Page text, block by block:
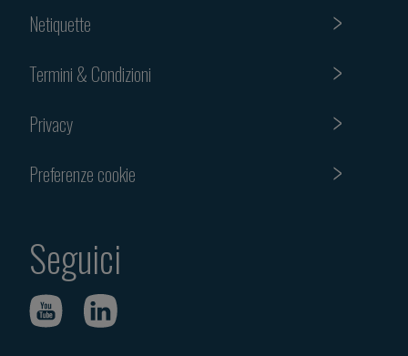
Netiquette
Termini & Condizioni
Privacy
Preferenze cookie
Seguici